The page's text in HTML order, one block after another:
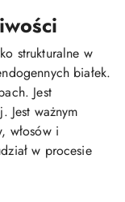
strukturalne w
białek.
Jest
Jest ważnym
włosów i
w procesie